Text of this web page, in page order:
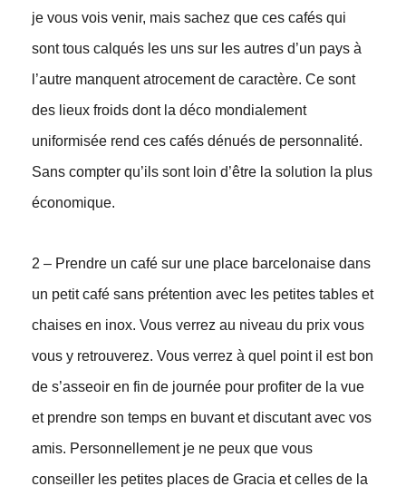
je vous vois venir, mais sachez que ces cafés qui
sont tous calqués les uns sur les autres d’un pays à
l’autre manquent atrocement de caractère. Ce sont
des lieux froids dont la déco mondialement
uniformisée rend ces cafés dénués de personnalité.
Sans compter qu’ils sont loin d’être la solution la plus
économique.
2 – Prendre un café sur une place barcelonaise dans
un petit café sans prétention avec les petites tables et
chaises en inox. Vous verrez au niveau du prix vous
vous y retrouverez. Vous verrez à quel point il est bon
de s’asseoir en fin de journée pour profiter de la vue
et prendre son temps en buvant et discutant avec vos
amis. Personnellement je ne peux que vous
conseiller les petites places de Gracia et celles de la